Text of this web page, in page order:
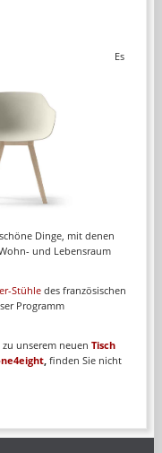
Es
Dinge, mit denen
und Lebensraum
Stühledes französischen
Programm
unserem neuen Tisch
, finden Sie nicht